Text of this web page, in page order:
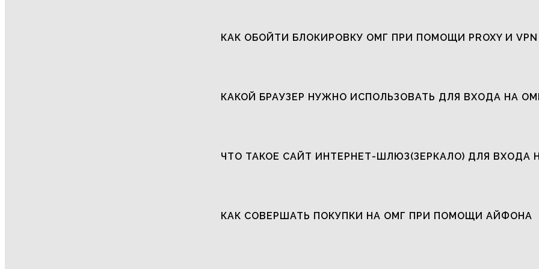
КАК ОБОЙТИ БЛОКИРОВКУ ОМГ ПРИ ПОМОЩИ PROXY И VPN
КАКОЙ БРАУЗЕР НУЖНО ИСПОЛЬЗОВАТЬ ДЛЯ ВХОДА НА
ЧТО ТАКОЕ САЙТ ИНТЕРНЕТ-ШЛЮЗ(ЗЕРКАЛО) ДЛЯ ВХОДА
КАК СОВЕРШАТЬ ПОКУПКИ НА ОМГ ПРИ ПОМОЩИ АЙФОНА